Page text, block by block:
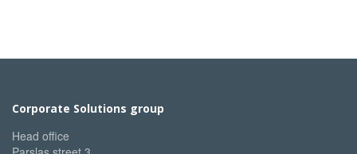
Corporate Solutions group
Head office